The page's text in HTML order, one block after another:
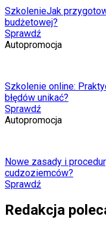
SzkolenieJak
budżetowej?
Sprawdź
Autopromocja
Szkolenie online:
błędów unikać?
Sprawdź
Autopromocja
Nowe zasady i
cudzoziemców?
Sprawdź
Redakcja